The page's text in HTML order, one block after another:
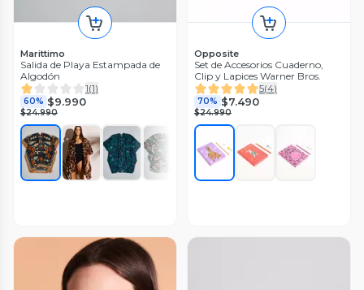
Marittimo
Salida de Playa Estampada de
Algodón
1(1)
60% $9.990
$24.990
Opposite
Set de Accesorios Cuaderno,
Clip y Lapices Warner Bros.
5(4)
70% $7.490
$24.990